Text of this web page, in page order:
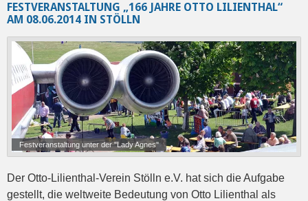
FESTVERANSTALTUNG „166 JAHRE OTTO LILIENTHAL“
AM 08.06.2014 IN STÖLLN
Festveranstaltung unter der "Lady Agnes"
Der Otto-Lilienthal-Verein Stölln e.V. hat sich die Aufgabe
gestellt, die weltweite Bedeutung von Otto Lilienthal als